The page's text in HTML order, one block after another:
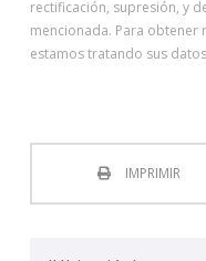
rectificación, supresión, y
mencionada. Para obtener
estamos tratando sus
IMPRIMIR